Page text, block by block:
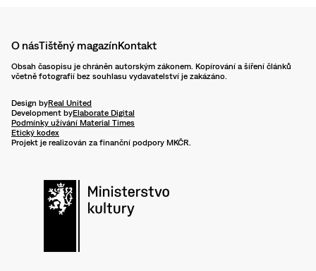
O násTištěný magazínKontakt
Obsah časopisu je chráněn autorským zákonem. Kopírování a šíření článků
včetně fotografií bez souhlasu vydavatelství je zakázáno.
Design byReal United
Development byElaborate Digital
Podmínky užívání Material Times
Etický kodex
Projekt je realizován za finanční podpory MKČR.